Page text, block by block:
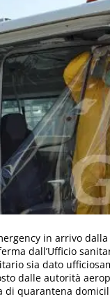
in arrivo
dall’Ufficio
sia dato
dalle autorità
di quarantena